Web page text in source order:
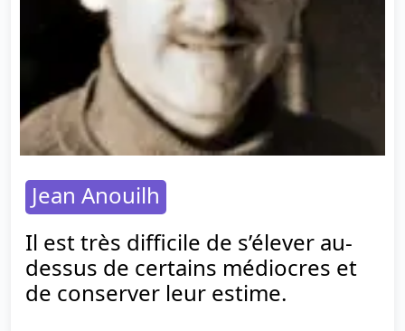
Jean Anouilh
Il est très difficile de s’élever au-
dessus de certains médiocres et
de conserver leur estime.